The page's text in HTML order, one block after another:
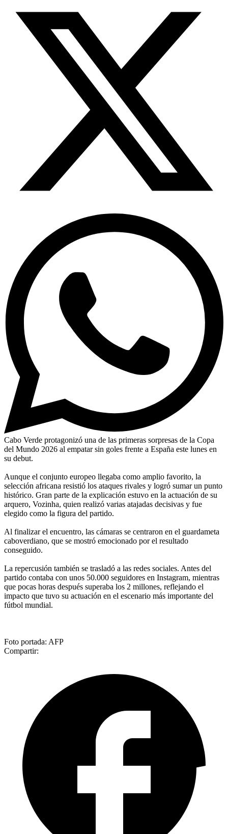
Cabo Verde protagonizó una de las primeras sorpresas de la Copa
del Mundo 2026 al empatar sin goles frente a España este lunes en
su debut.
Aunque el conjunto europeo llegaba como amplio favorito, la
selección africana resistió los ataques rivales y logró sumar un punto
histórico. Gran parte de la explicación estuvo en la actuación de su
arquero, Vozinha, quien realizó varias atajadas decisivas y fue
elegido como la figura del partido.
Al finalizar el encuentro, las cámaras se centraron en el guardameta
caboverdiano, que se mostró emocionado por el resultado
conseguido.
La repercusión también se trasladó a las redes sociales. Antes del
partido contaba con unos 50.000 seguidores en Instagram, mientras
que pocas horas después superaba los 2 millones, reflejando el
impacto que tuvo su actuación en el escenario más importante del
fútbol mundial.
Foto portada: AFP
Compartir: